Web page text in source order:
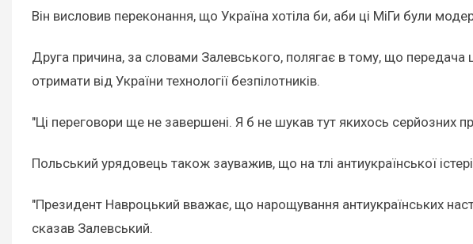
Він висловив переконання, що Україна хотіла би, аби ці МіГи були
Друга причина, за словами Залевського, полягає в тому, що
отримати від України технології безпілотників.
"Ці переговори ще не завершені. Я б не шукав тут якихось серйозних
Польський урядовець також зауважив, що на тлі антиукраїнської
"Президент Навроцький вважає, що нарощування антиукраїнських
сказав Залевський.